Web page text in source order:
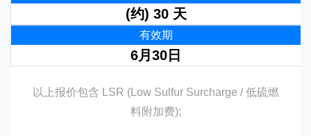
(约) 30 天
有效期
6月30日
以上报价包含 LSR (Low Sulfur Surcharge / 低硫燃
料附加费);